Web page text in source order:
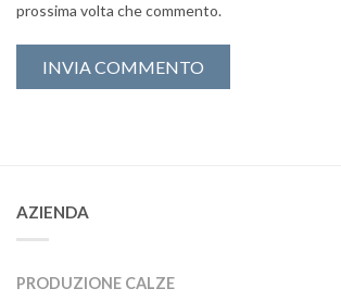
prossima volta che commento.
AZIENDA
PRODUZIONE CALZE